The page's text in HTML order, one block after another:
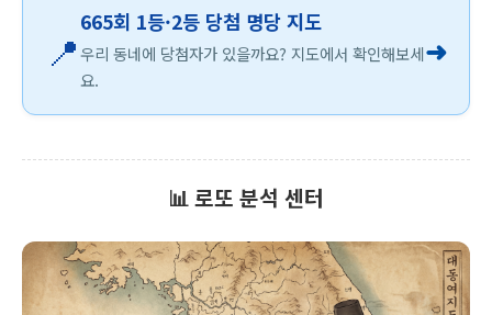
📍
665회 1등·2등 당첨 명당 지도
우리 동네에 당첨자가 있을까요? 지도에서 확인해보세
요.
➜
📊 로또 분석 센터